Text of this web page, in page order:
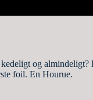
og almindeligt?
foil. En Hourue.